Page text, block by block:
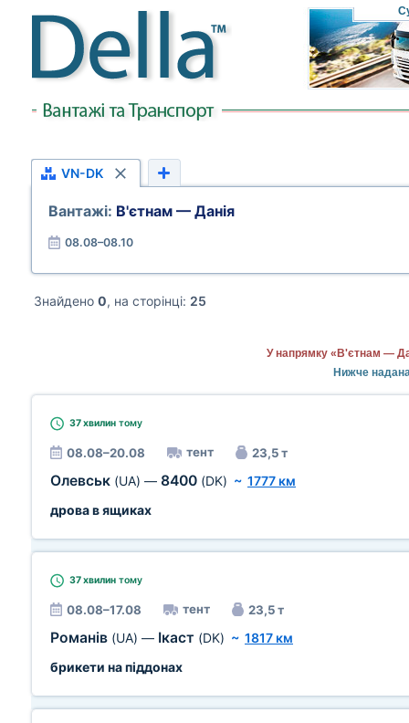
VN-DK
Вантажі: В'єтнам — Данія
08.08–08.10
Знайдено 0, на сторінці: 25
У напрямку «В'єтнам —
Нижче
37 хвилин тому
08.08–20.08 тент 23,5 т
Олевськ (UA) — 8400 (DK) ~ 1777 км
дрова в ящиках
37 хвилин тому
08.08–17.08 тент 23,5 т
Романів (UA) — Ікаст (DK) ~ 1817 км
брикети на піддонах